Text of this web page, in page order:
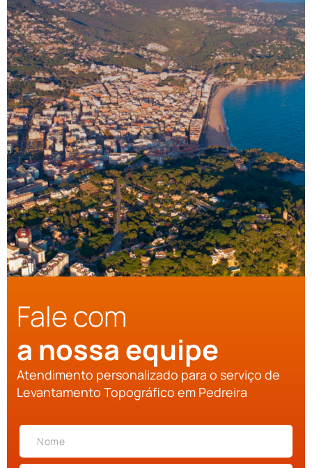
Fale com
a nossa equipe
Atendimento personalizado para o serviço de
Levantamento Topográfico em Pedreira